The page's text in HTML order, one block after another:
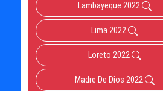
Lambayeque 2022
Lima 2022
Loreto 2022
Madre De Dios 2022